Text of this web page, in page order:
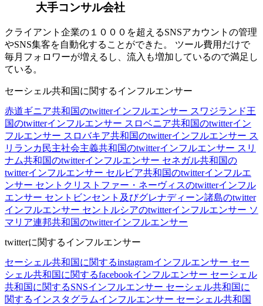
大手コンサル会社
クライアント企業の１０００を超えるSNSアカウントの管理
やSNS集客を自動化することができた。 ツール費用だけで
毎月フォロワーが増えるし、流入も増加しているので満足し
ている。
セーシェル共和国に関するインフルエンサー
赤道ギニア共和国のtwitterインフルエンサー スワジランド王
国のtwitterインフルエンサー スロベニア共和国のtwitterイン
フルエンサー スロバキア共和国のtwitterインフルエンサー ス
リランカ民主社会主義共和国のtwitterインフルエンサー スリ
ナム共和国のtwitterインフルエンサー セネガル共和国の
twitterインフルエンサー セルビア共和国のtwitterインフルエ
ンサー セントクリストファー・ネーヴィスのtwitterインフル
エンサー セントビンセント及びグレナディーン諸島のtwitter
インフルエンサー セントルシアのtwitterインフルエンサー ソ
マリア連邦共和国のtwitterインフルエンサー
twitterに関するインフルエンサー
セーシェル共和国に関するinstagramインフルエンサー セー
シェル共和国に関するfacebookインフルエンサー セーシェル
共和国に関するSNSインフルエンサー セーシェル共和国に
関するインスタグラムインフルエンサー セーシェル共和国